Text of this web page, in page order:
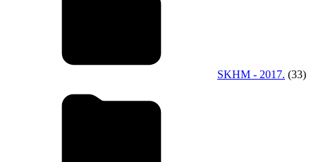
SKHM - 2017. (33)